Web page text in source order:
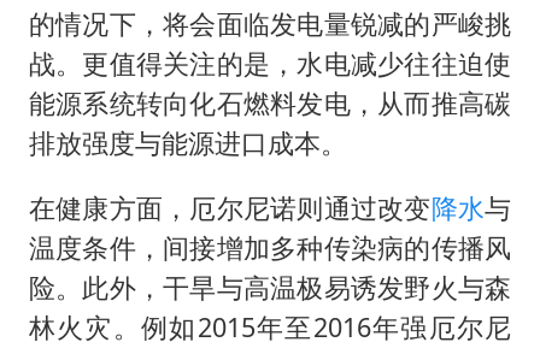
的情况下，将会面临发电量锐减的严峻挑
战。更值得关注的是，水电减少往往迫使
能源系统转向化石燃料发电，从而推高碳
排放强度与能源进口成本。
在健康方面，厄尔尼诺则通过改变降水与
温度条件，间接增加多种传染病的传播风
险。此外，干旱与高温极易诱发野火与森
林火灾。例如2015年至2016年强厄尔尼